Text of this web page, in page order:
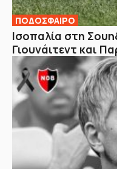
ΠΟΔΟΣΦΑΙΡΟ
Ισοπαλία στη
Γιουνάιτεντ και